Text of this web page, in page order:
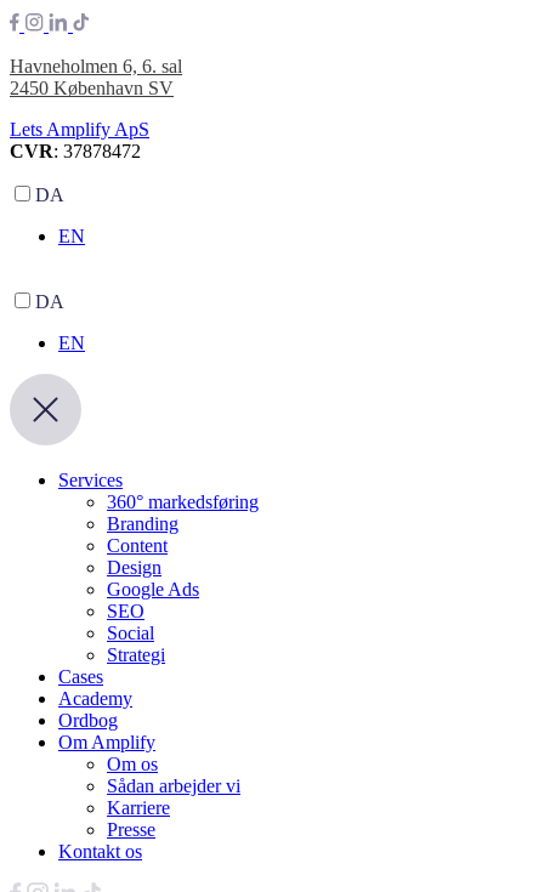
Havneholmen 6, 6. sal
2450 København SV
Lets Amplify ApS
CVR: 37878472
DA
EN
DA
EN
Services
360° markedsføring
Branding
Content
Design
Google Ads
SEO
Social
Strategi
Cases
Academy
Ordbog
Om Amplify
Om os
Sådan arbejder vi
Karriere
Presse
Kontakt os